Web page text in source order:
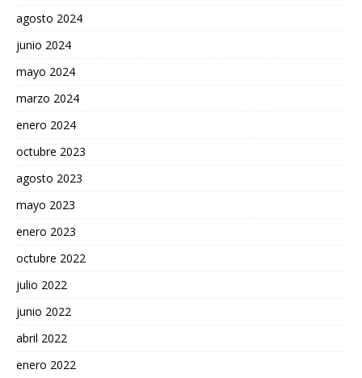
agosto 2024
junio 2024
mayo 2024
marzo 2024
enero 2024
octubre 2023
agosto 2023
mayo 2023
enero 2023
octubre 2022
julio 2022
junio 2022
abril 2022
enero 2022